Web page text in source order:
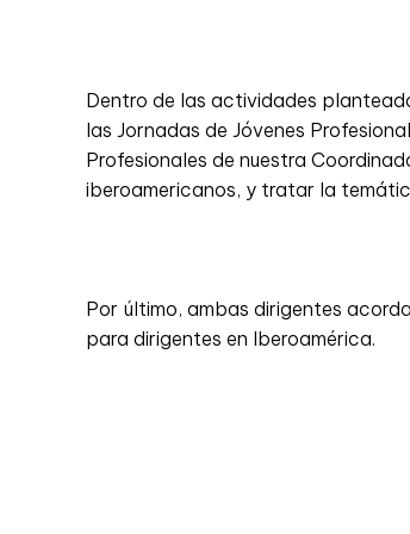
Dentro de las actividades
las Jornadas de Jóvenes
Profesionales de nuestra
iberoamericanos, y tratar la
Por último, ambas dirigentes
para dirigentes en Iberoamérica.